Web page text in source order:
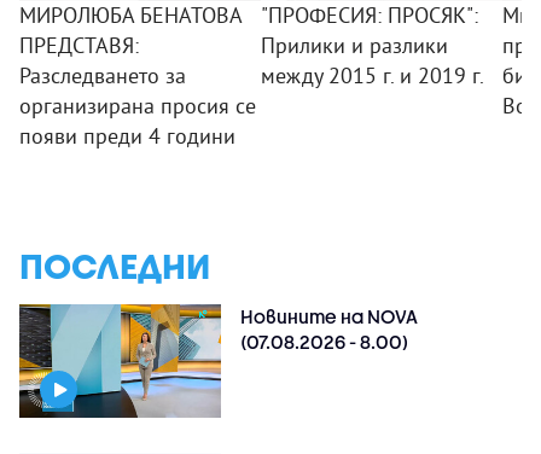
МИРОЛЮБА БЕНАТОВА
ПРЕДСТАВЯ:
Разследването за
организирана просия се
появи преди 4 години
"ПРОФЕСИЯ: ПРОСЯК":
Прилики и разлики
между 2015 г. и 2019 г.
ПОСЛЕДНИ
Новините на NOVA
(07.08.2026 - 8.00)